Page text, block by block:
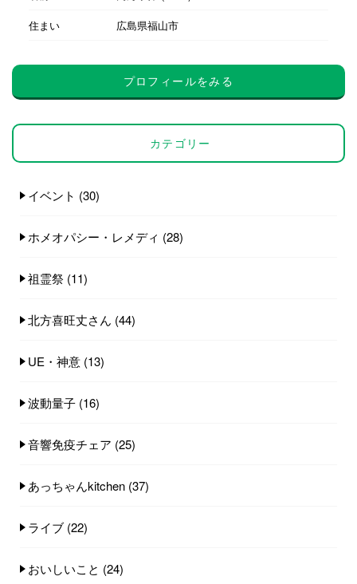
住まい
広島県福山市
プロフィールをみる
カテゴリー
イベント (30)
ホメオパシー・レメディ (28)
祖霊祭 (11)
北方喜旺丈さん (44)
UE・神意 (13)
波動量子 (16)
音響免疫チェア (25)
あっちゃんkitchen (37)
ライブ (22)
おいしいこと (24)